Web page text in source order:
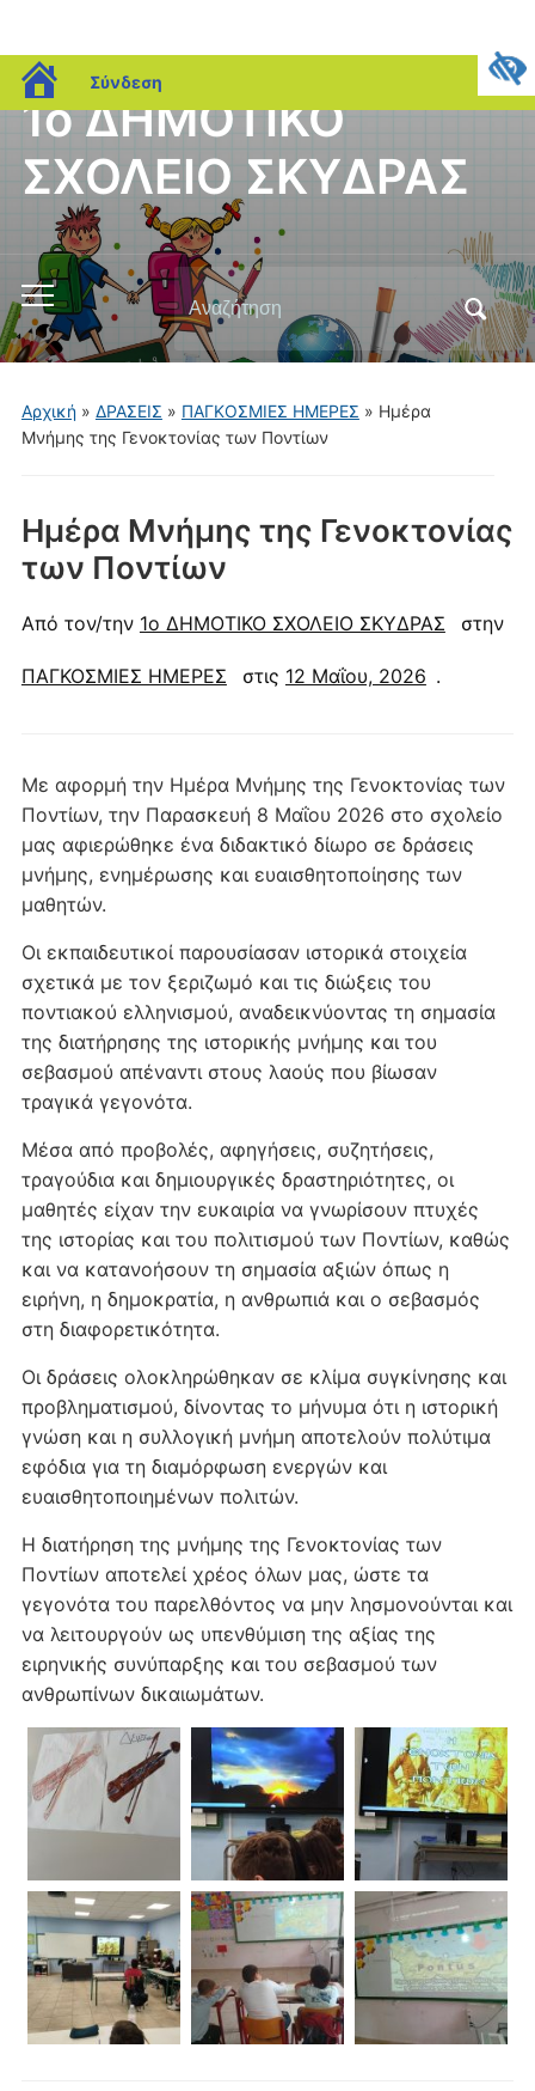
blogs.sch.gr
Σύνδεση
1ο ΔΗΜΟΤΙΚΟ
ΣΧΟΛΕΙΟ ΣΚΥΔΡΑΣ
Εναλλαγή
του
μενού
για
κινητά
Αναζήτηση
για:
Αρχική» ΔΡΑΣΕΙΣ » ΠΑΓΚΟΣΜΙΕΣ ΗΜΕΡΕΣ » Ημέρα
Μνήμης της Γενοκτονίας των Ποντίων
Ημέρα Μνήμης της Γενοκτονίας
των Ποντίων
Από τον/την 1ο ΔΗΜΟΤΙΚΟ ΣΧΟΛΕΙΟ ΣΚΥΔΡΑΣ στην
ΠΑΓΚΟΣΜΙΕΣ ΗΜΕΡΕΣ στις 12 Μαΐου, 2026 .
Με αφορμή την Ημέρα Μνήμης της Γενοκτονίας των
Ποντίων, την Παρασκευή 8 Μαΐου 2026 στο σχολείο
μας αφιερώθηκε ένα διδακτικό δίωρο σε δράσεις
μνήμης, ενημέρωσης και ευαισθητοποίησης των
μαθητών.
Οι εκπαιδευτικοί παρουσίασαν ιστορικά στοιχεία
σχετικά με τον ξεριζωμό και τις διώξεις του
ποντιακού ελληνισμού, αναδεικνύοντας τη σημασία
της διατήρησης της ιστορικής μνήμης και του
σεβασμού απέναντι στους λαούς που βίωσαν
τραγικά γεγονότα.
Μέσα από προβολές, αφηγήσεις, συζητήσεις,
τραγούδια και δημιουργικές δραστηριότητες, οι
μαθητές είχαν την ευκαιρία να γνωρίσουν πτυχές
της ιστορίας και του πολιτισμού των Ποντίων, καθώς
και να κατανοήσουν τη σημασία αξιών όπως η
ειρήνη, η δημοκρατία, η ανθρωπιά και ο σεβασμός
στη διαφορετικότητα.
Οι δράσεις ολοκληρώθηκαν σε κλίμα συγκίνησης και
προβληματισμού, δίνοντας το μήνυμα ότι η ιστορική
γνώση και η συλλογική μνήμη αποτελούν πολύτιμα
εφόδια για τη διαμόρφωση ενεργών και
ευαισθητοποιημένων πολιτών.
Η διατήρηση της μνήμης της Γενοκτονίας των
Ποντίων αποτελεί χρέος όλων μας, ώστε τα
γεγονότα του παρελθόντος να μην λησμονούνται και
να λειτουργούν ως υπενθύμιση της αξίας της
ειρηνικής συνύπαρξης και του σεβασμού των
ανθρωπίνων δικαιωμάτων.